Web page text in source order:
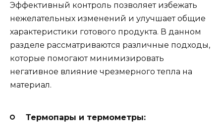
Эффективный контроль позволяет избежать
нежелательных изменений и улучшает общие
характеристики готового продукта. В данном
разделе рассматриваются различные подходы,
которые помогают минимизировать
негативное влияние чрезмерного тепла на
материал.
Термопары и термометры: